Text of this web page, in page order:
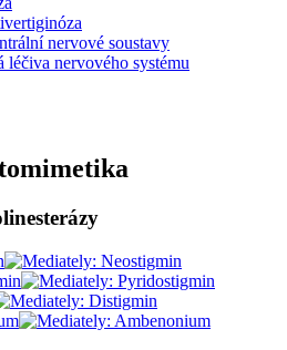
nervové soustavy
nervového systému